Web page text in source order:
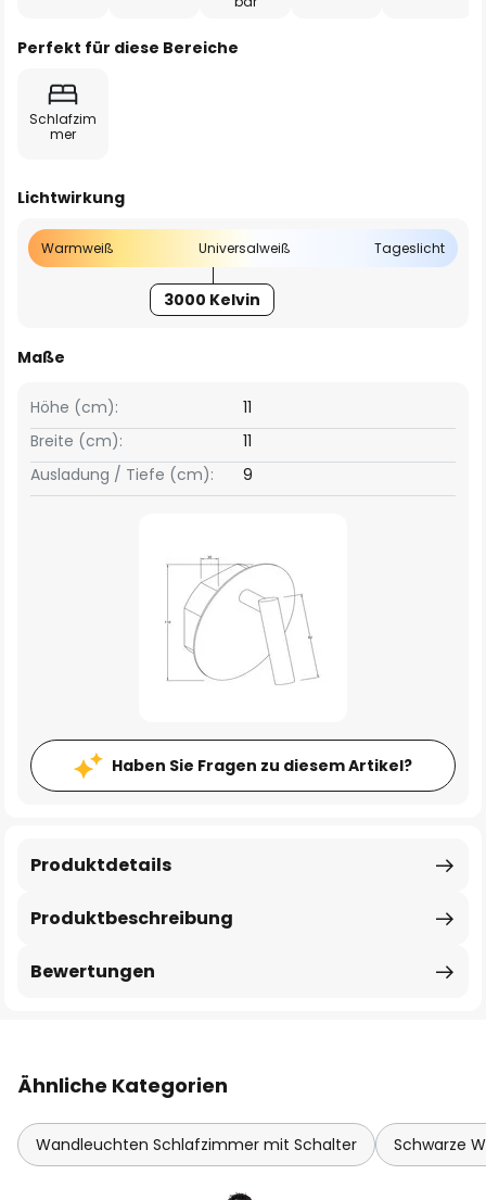
Perfekt für diese Bereiche
Schlafzim
mer
Lichtwirkung
Warmweiß Universalweiß Tageslicht
3000 Kelvin
Maße
Breite (cm): 11
Höhe (cm): 11
Ausladung / Tiefe (cm): 9
Haben Sie Fragen zu diesem Artikel?
Produktbeschreibung
Produktdetails
Bewertungen
Ähnliche Kategorien
Wandleuchten Schlafzimmer mit Schalter Schwarze